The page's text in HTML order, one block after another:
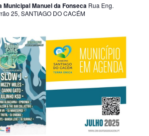
Municipal Manuel da Fonseca Rua Eng.
25, SANTIAGO DO CACÉM